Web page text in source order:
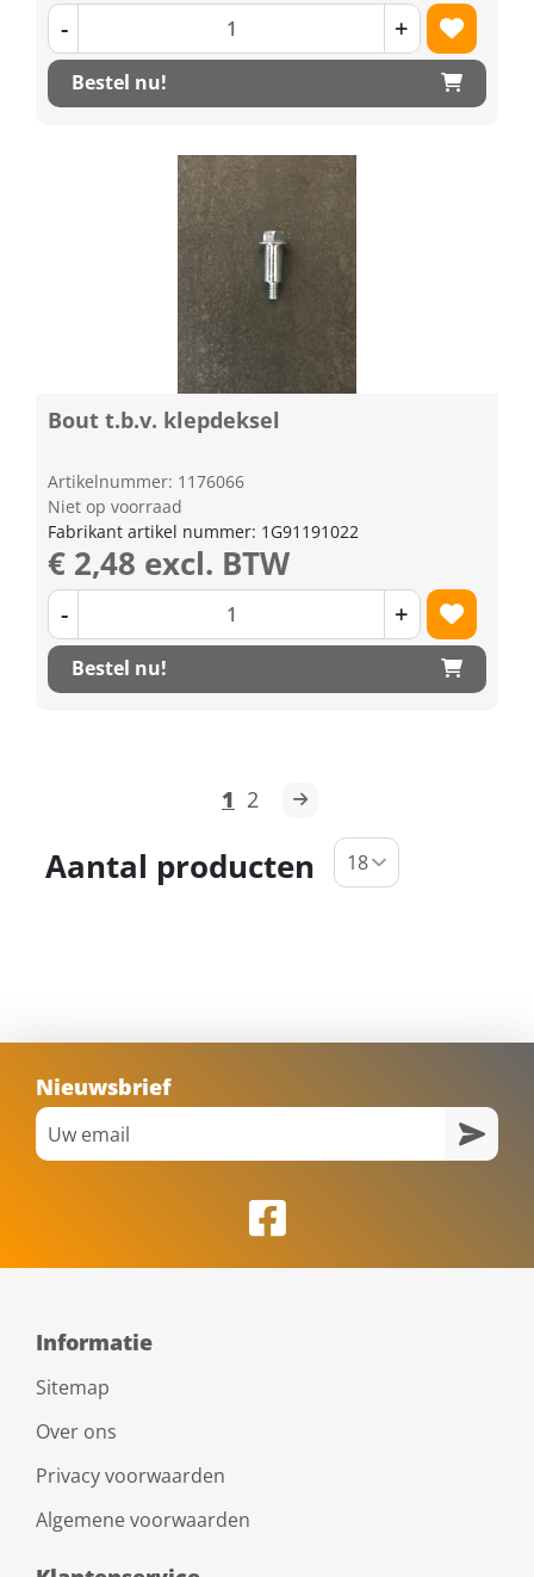
- +
Bestel nu!
Bout t.b.v. klepdeksel
Artikelnummer: 1176066
Niet op voorraad
Fabrikant artikel nummer: 1G91191022
€ 2,48 excl. BTW
- +
Bestel nu!
1 2
Aantal producten
Nieuwsbrief
Informatie
Sitemap
Over ons
Privacy voorwaarden
Algemene voorwaarden